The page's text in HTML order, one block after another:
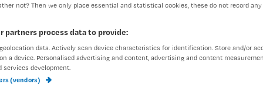
Stichting voor vluchteling-Studenten
not? Then we only place essential and statistical cookies, these do not record
partners process data to provide:
data. Actively scan device characteristics for identification. Store and/or
a device. Personalised advertising and content, advertising and content
services development.
(vendors)